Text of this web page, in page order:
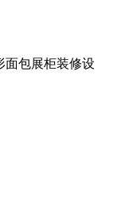
面包展柜装修设